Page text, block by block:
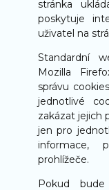
stránka
poskytuje
uživatel na
Standardní
Mozilla
správu
jednotlivé
zakázat jejich
jen pro
informace,
prohlížeče.
Pokud